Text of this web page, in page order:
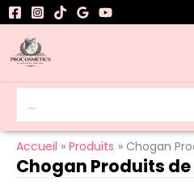
Aller
au
contenu
Accueil Produits Chogan
Chogan Produits